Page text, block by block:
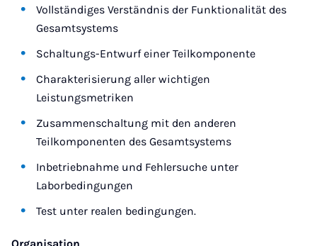
Vollständiges Verständnis der Funktionalität des
Gesamtsystems
Schaltungs-Entwurf einer Teilkomponente
Charakterisierung aller wichtigen
Leistungsmetriken
Zusammenschaltung mit den anderen
Teilkomponenten des Gesamtsystems
Inbetriebnahme und Fehlersuche unter
Laborbedingungen
Test unter realen bedingungen.